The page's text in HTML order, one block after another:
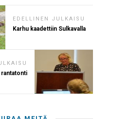
EDELLINEN JULKAISU
Karhu kaadettiin Sulkavalla